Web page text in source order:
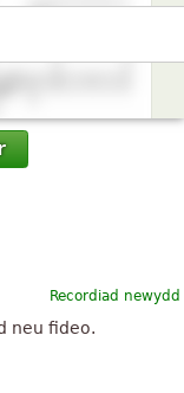
Recordiad newydd
neu fideo.